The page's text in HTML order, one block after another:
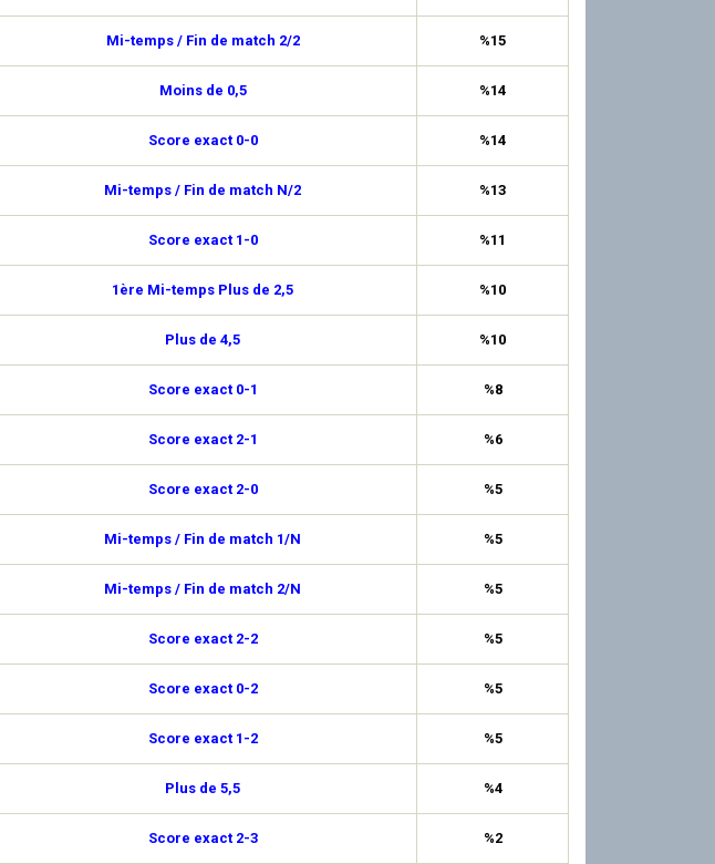
Mi-temps / Fin de match 2/2 %15
Moins de 0,5 %14
Score exact 0-0 %14
Mi-temps / Fin de match N/2 %13
Score exact 1-0 %11
1ère Mi-temps Plus de 2,5 %10
Plus de 4,5 %10
Score exact 0-1 %8
Score exact 2-1 %6
Score exact 2-0 %5
Mi-temps / Fin de match 1/N %5
Mi-temps / Fin de match 2/N %5
Score exact 2-2 %5
Score exact 0-2 %5
Score exact 1-2 %5
Plus de 5,5 %4
Score exact 2-3 %2